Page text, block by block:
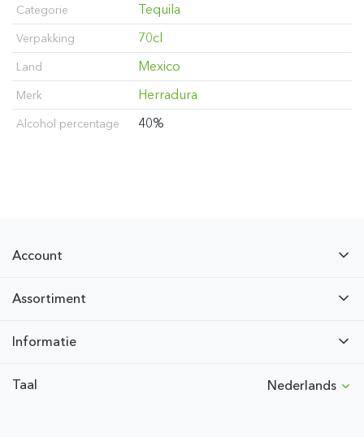
Categorie Tequila
Verpakking 70cl
Land Mexico
Merk Herradura
Alcohol percentage 40%
Account
Assortiment
Informatie
Taal Nederlands